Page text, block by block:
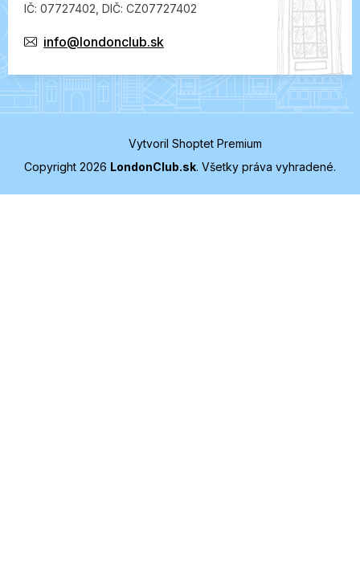
IČ: 07727402, DIČ: CZ07727402
info@londonclub.sk
Vytvoril Shoptet Premium
Copyright 2026 LondonClub.sk. Všetky práva vyhradené.